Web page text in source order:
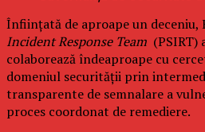
Înființată de aproape un deceniu,
Incident Response Team (PSIRT)
colaborează îndeaproape cu
domeniul securității prin
transparente de semnalare a
proces coordonat de remediere.